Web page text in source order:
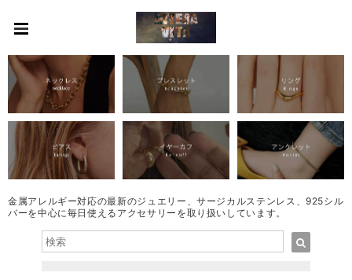
金属アレルギー対応の最新のジュエリー、サージカルステンレス、925シル
バーを中心に毎日使えるアクセサリーを取り扱いしています。